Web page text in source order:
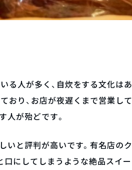
る人が多く、自炊をする文化はあ
おり、お店が夜遅くまで営業して
人が殆どです。
いと評判が高いです。有名店のク
口にしてしまうような絶品スイー